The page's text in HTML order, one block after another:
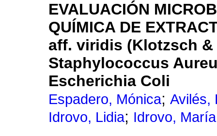
EVALUACIÓN
QUÍMICA DE
aff. viridis (Klotzsch &
Staphylococcus
Escherichia Coli
Espadero, Mónica; Avilés,
Idrovo, Lidia; Idrovo, María